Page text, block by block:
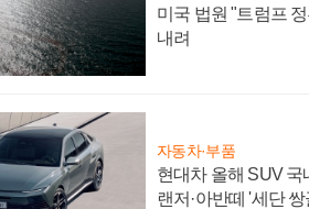
미국 법원 "트럼프
내려
자동차·부품
현대차 올해 SUV
랜저·아반떼 '세단